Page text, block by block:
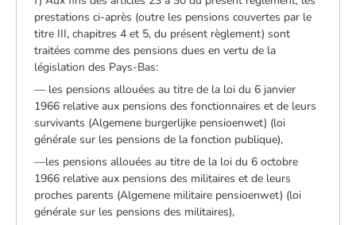
prestations ci-après (outre les pensions couvertes par le
titre III, chapitres 4 et 5, du présent règlement) sont
traitées comme des pensions dues en vertu de la
législation des Pays-Bas:
— les pensions allouées au titre de la loi du 6 janvier
1966 relative aux pensions des fonctionnaires et de leurs
survivants (Algemene burgerlijke pensioenwet) (loi
générale sur les pensions de la fonction publique),
—les pensions allouées au titre de la loi du 6 octobre
1966 relative aux pensions des militaires et de leurs
proches parents (Algemene militaire pensioenwet) (loi
générale sur les pensions des militaires),